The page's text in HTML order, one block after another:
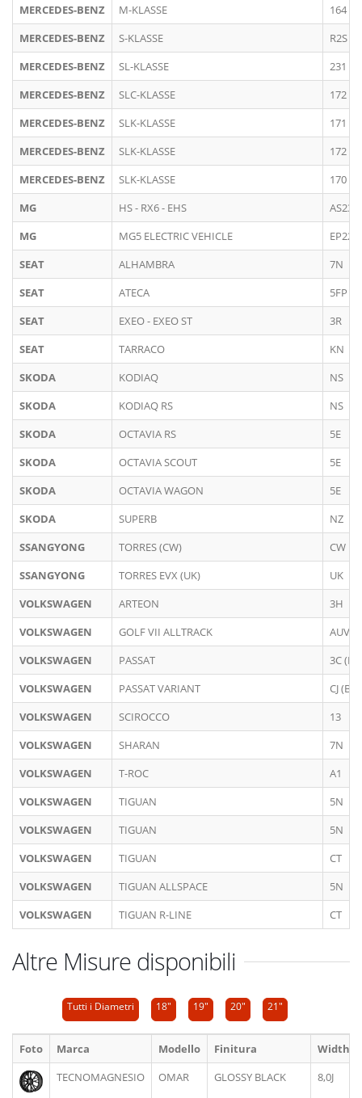
MERCEDES-BENZ
M-KLASSE
164
MERCEDES-BENZ
S-KLASSE
R2S
MERCEDES-BENZ
SL-KLASSE
231
MERCEDES-BENZ
SLC-KLASSE
172
MERCEDES-BENZ
SLK-KLASSE
171
MERCEDES-BENZ
SLK-KLASSE
172
MERCEDES-BENZ
SLK-KLASSE
170
MG
HS - RX6 - EHS
MG
MG5 ELECTRIC VEHICLE
EP22-L
SEAT
ALHAMBRA
7N
SEAT
ATECA
5FP
SEAT
EXEO - EXEO ST
3R
SEAT
TARRACO
KN
SKODA
KODIAQ
NS
SKODA
KODIAQ RS
NS
SKODA
OCTAVIA RS
5E
SKODA
OCTAVIA SCOUT
5E
SKODA
OCTAVIA WAGON
5E
SKODA
SUPERB
NZ
SSANGYONG
TORRES (CW)
CW
SSANGYONG
TORRES EVX (UK)
UK
VOLKSWAGEN
ARTEON
3H
VOLKSWAGEN
GOLF VII ALLTRACK
AUV-
VOLKSWAGEN
PASSAT
3C (B8)
VOLKSWAGEN
PASSAT VARIANT
CJ (B9)
VOLKSWAGEN
SCIROCCO
13
VOLKSWAGEN
SHARAN
7N
VOLKSWAGEN
T-ROC
A1
VOLKSWAGEN
TIGUAN
5N
VOLKSWAGEN
TIGUAN
5N
VOLKSWAGEN
TIGUAN
CT
VOLKSWAGEN
TIGUAN ALLSPACE
5N
VOLKSWAGEN
TIGUAN R-LINE CT
Altre Misure disponibili
Tutti i Diametri 18" 19" 20" 21"
Foto Marca Modello Finitura
Width
TECNOMAGNESIO
OMAR GLOSSY BLACK 8,0J